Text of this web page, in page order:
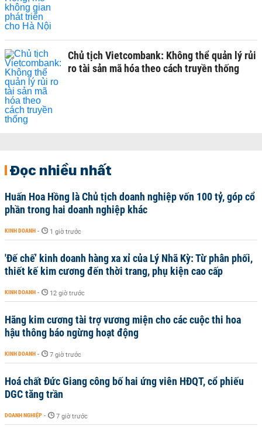
Chủ tịch Vietcombank: Không thể quản lý rủi
ro tài sản mã hóa theo cách truyền thống
Đọc nhiều nhất
Huấn Hoa Hồng là Chủ tịch doanh nghiệp vốn 100 tỷ, góp cổ
phần trong hai doanh nghiệp khác
KINH DOANH - 1 giờ trước
'Đế chế’ kinh doanh hàng xa xỉ của Lý Nhã Kỳ: Từ phân phối,
thiết kế kim cương đến thời trang, phụ kiện cao cấp
KINH DOANH - 12 giờ trước
Hãng kim cương tài trợ vương miện cho các cuộc thi hoa
hậu thông báo ngừng hoạt động
KINH DOANH - 7 giờ trước
Hoá chất Đức Giang công bố hai ứng viên HĐQT, cổ phiếu
DGC tăng trần
DOANH NGHIỆP - 7 giờ trước